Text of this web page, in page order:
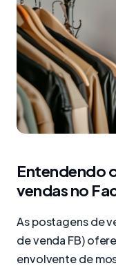
Entendendo
vendas no
As postagens de
de venda FB)
envolvente de